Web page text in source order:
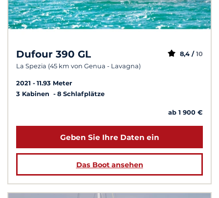
Dufour 390 GL
La Spezia (45 km von Genua - Lavagna)
8,4 / 10
2021
11.93 Meter
3 Kabinen
8 Schlafplätze
ab 1 900 €
Geben Sie Ihre Daten ein
Das Boot ansehen